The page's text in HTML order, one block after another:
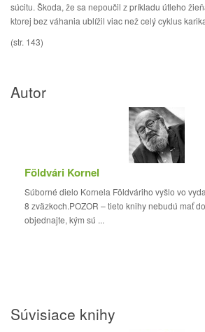
súcitu. Škoda, že sa nepoučil z príkladu útleho
ktorej bez váhania ublížil viac než celý cyklus
(str. 143)
Autor
Földvári Kornel
Súborné dielo Kornela Földváriho vyšlo vo
8 zväzkoch.POZOR – tieto knihy nebudú mať
objednajte, kým sú ...
Súvisiace knihy